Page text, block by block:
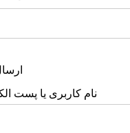
نام کاربری یا پست